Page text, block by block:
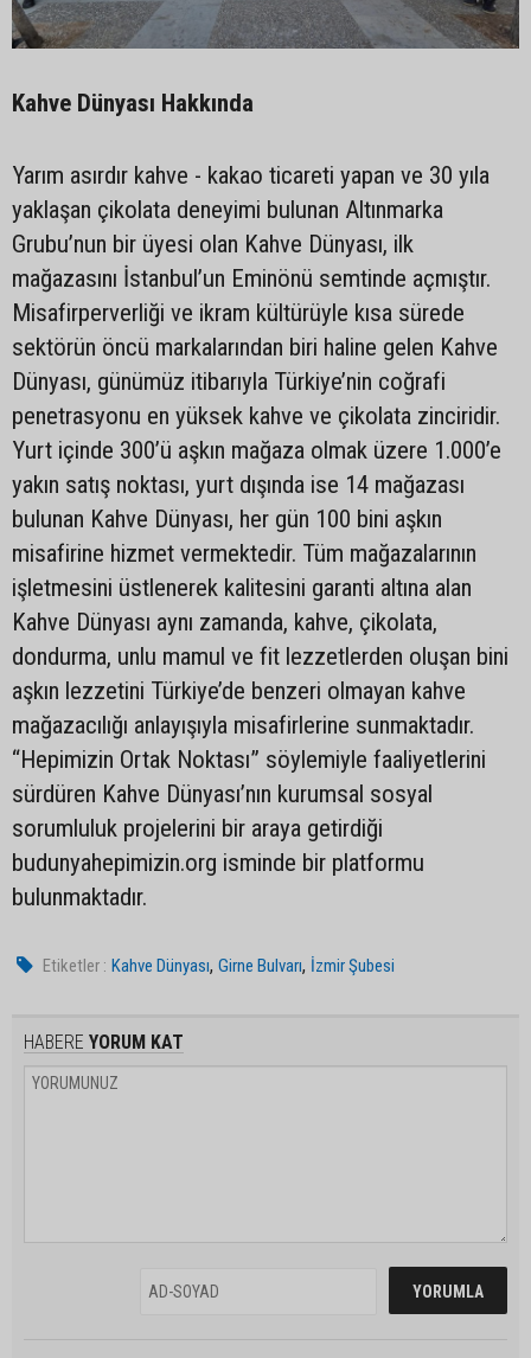
Kahve Dünyası Hakkında
Yarım asırdır kahve - kakao ticareti yapan ve 30 yıla
yaklaşan çikolata deneyimi bulunan Altınmarka
Grubu’nun bir üyesi olan Kahve Dünyası, ilk
mağazasını İstanbul’un Eminönü semtinde açmıştır.
Misafirperverliği ve ikram kültürüyle kısa sürede
sektörün öncü markalarından biri haline gelen Kahve
Dünyası, günümüz itibarıyla Türkiye’nin coğrafi
penetrasyonu en yüksek kahve ve çikolata zinciridir.
Yurt içinde 300’ü aşkın mağaza olmak üzere 1.000’e
yakın satış noktası, yurt dışında ise 14 mağazası
bulunan Kahve Dünyası, her gün 100 bini aşkın
misafirine hizmet vermektedir. Tüm mağazalarının
işletmesini üstlenerek kalitesini garanti altına alan
Kahve Dünyası aynı zamanda, kahve, çikolata,
dondurma, unlu mamul ve fit lezzetlerden oluşan bini
aşkın lezzetini Türkiye’de benzeri olmayan kahve
mağazacılığı anlayışıyla misafirlerine sunmaktadır.
“Hepimizin Ortak Noktası” söylemiyle faaliyetlerini
sürdüren Kahve Dünyası’nın kurumsal sosyal
sorumluluk projelerini bir araya getirdiği
budunyahepimizin.org isminde bir platformu
bulunmaktadır.
Etiketler : Kahve Dünyası,Girne Bulvarı, İzmir Şubesi
HABERE YORUM KAT